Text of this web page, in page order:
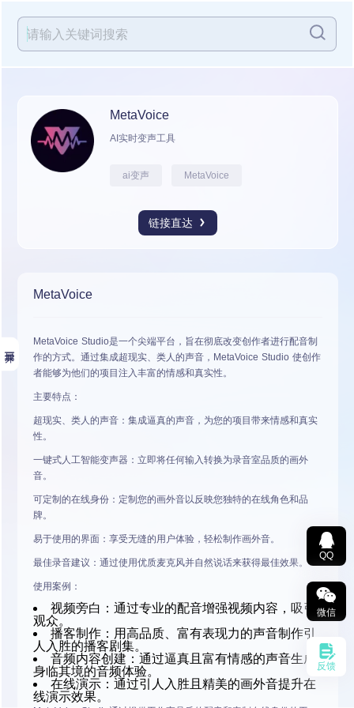
MetaVoice
AI实时变声工具
ai变声 MetaVoice
链接直达
MetaVoice
MetaVoice Studio是一个尖端平台，旨在彻底改变创作者进行配音制
作的方式。通过集成超现实、类人的声音，MetaVoice Studio 使创作
者能够为他们的项目注入丰富的情感和真实性。
主要特点 ：
超现实、类人的声音 ：集成逼真的声音，为您的项目带来情感和真实
性。
一键式人工智能变声器 ：立即将任何输入转换为录音室品质的画外
音。
可定制的在线身份 ：定制您的画外音以反映您独特的在线角色和品
牌。
易于使用的界面 ：享受无缝的用户体验，轻松制作画外音。
最佳录音建议 ：通过使用优质麦克风并自然说话来获得最佳效果。
使用案例 ：
视频旁白 ：通过专业的配音增强视频内容，吸引
观众。
播客制作 ：用高品质、富有表现力的声音制作引
人入胜的播客剧集。
音频内容创建 ：通过逼真且富有情感的声音生成
身临其境的音频体验。
在线演示 ：通过引人入胜且精美的画外音提升在
线演示效果。
QQ
微信
反馈